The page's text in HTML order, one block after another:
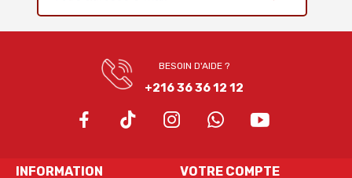
BESOIN D'AIDE ?
+216 36 36 12 12
INFORMATION VOTRE COMPTE